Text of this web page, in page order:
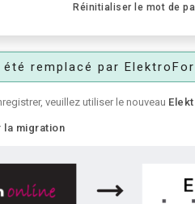
le mot de passe
par ElektroForm online2
le nouveauElektroForm online2.